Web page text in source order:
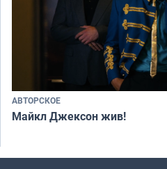
АВТОРСКОЕ
Майкл Джексон жив!